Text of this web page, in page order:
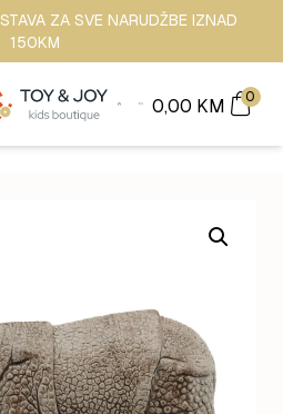
ZA SVE NARUDŽBE IZNAD
150KM
0,00 KM 0